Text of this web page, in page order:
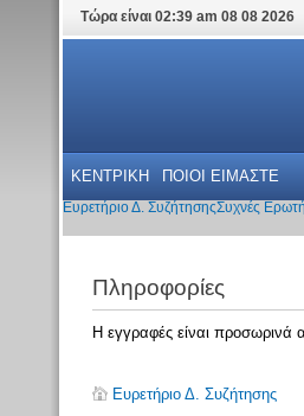
Τώρα είναι 02:39 am 08 08 2026
ΚΕΝΤΡΙΚΗ ΠΟΙΟΙ ΕΙΜΑΣΤΕ
Ευρετήριο Δ. ΣυζήτησηςΣυχνές
Πληροφορίες
Η εγγραφές είναι προσωρινά
Ευρετήριο Δ. Συζήτησης